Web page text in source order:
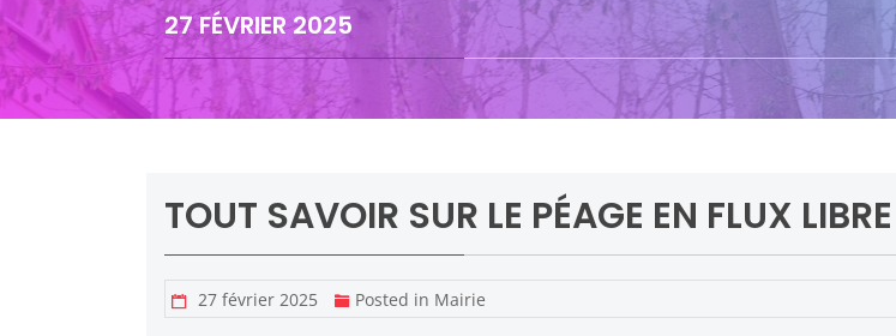
27 FÉVRIER 2025
TOUT SAVOIR SUR LE PÉAGE EN FLUX LIBRE
27 février 2025 Posted in Mairie